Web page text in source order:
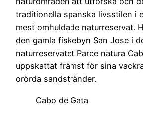
traditionella spanska livsstilen i
mest omhuldade naturreservat.
den gamla fiskebyn San Jose i
naturreservatet Parce natura
uppskattat främst för sina
orörda sandstränder.
Cabo de Gata